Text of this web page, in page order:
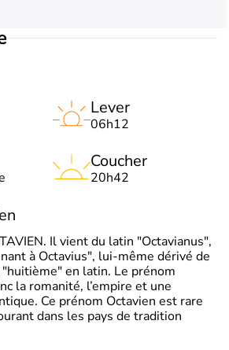
Lever
06h12
Coucher
20h42
Il vient du latin "Octavianus",
à Octavius", lui-même dérivé de
en latin. Le prénom
la romanité, l’empire et une
Ce prénom Octavien est rare
dans les pays de tradition